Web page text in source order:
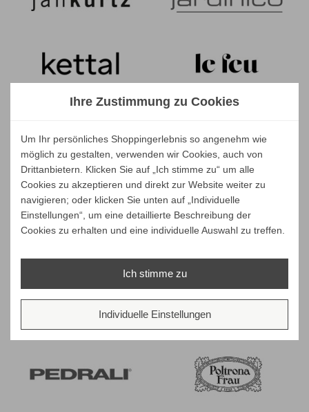
Ihre Zustimmung zu Cookies
Um Ihr persönliches Shoppingerlebnis so angenehm wie
möglich zu gestalten, verwenden wir Cookies, auch von
Drittanbietern. Klicken Sie auf „Ich stimme zu“ um alle
Cookies zu akzeptieren und direkt zur Website weiter zu
navigieren; oder klicken Sie unten auf „Individuelle
Einstellungen“, um eine detaillierte Beschreibung der
Cookies zu erhalten und eine individuelle Auswahl zu treffen.
Ich stimme zu
Individuelle Einstellungen